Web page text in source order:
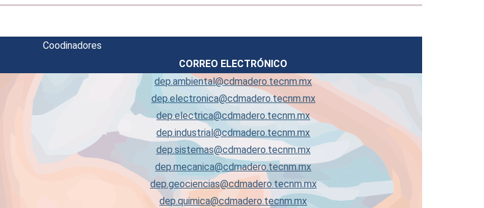
Coodinadores
CORREO ELECTRÓNICO
dep.ambiental@cdmadero.tecnm.mx
dep.electronica@cdmadero.tecnm.mx
dep.electrica@cdmadero.tecnm.mx
dep.industrial@cdmadero.tecnm.mx
dep.sistemas@cdmadero.tecnm.mx
dep.mecanica@cdmadero.tecnm.mx
dep.geociencias@cdmadero.tecnm.mx
dep.quimica@cdmadero.tecnm.mx